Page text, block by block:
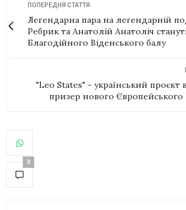
ПОПЕРЕДНЯ СТАТТЯ
Легендарна пара на легендарній
Ребрик та Анатолій Анатоліч
Благодійного Віденського балу
"Leo States" - український проєкт
призер нового Європейського
0